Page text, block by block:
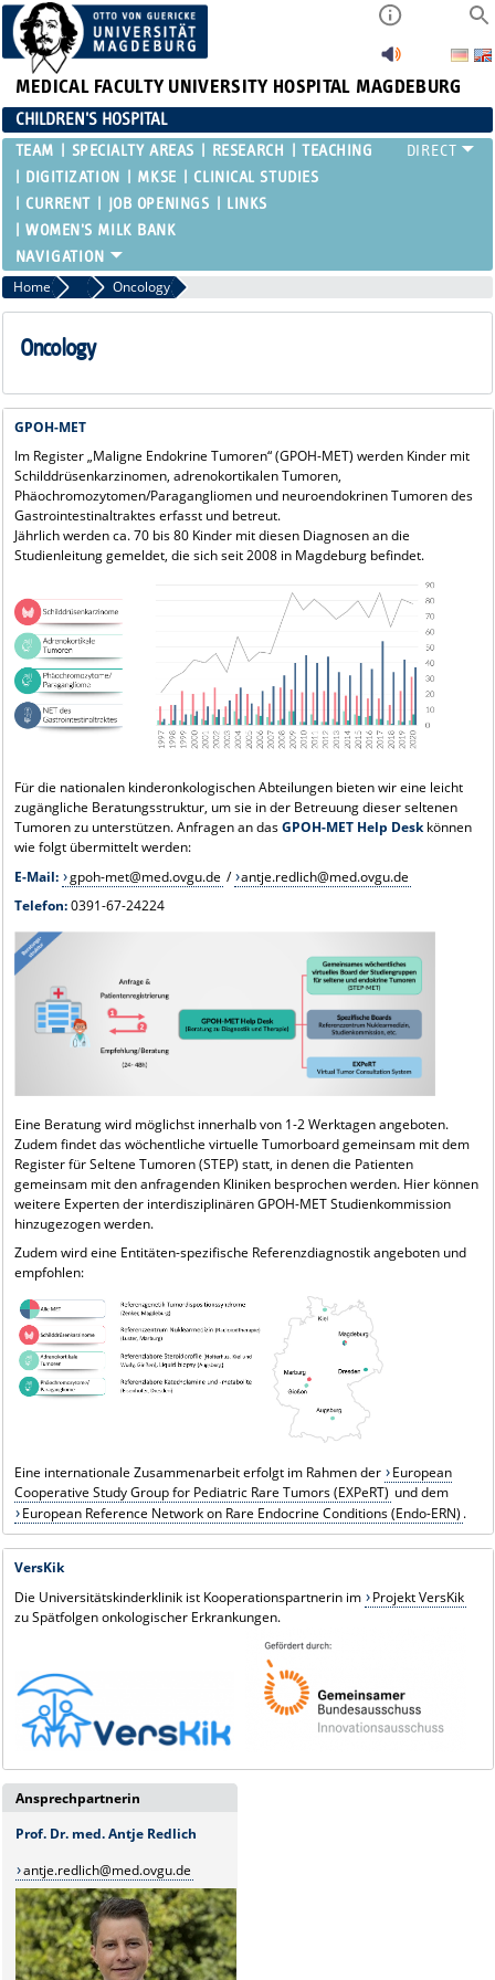
MEDICAL FACULTY UNIVERSITY HOSPITAL MAGDEBURG
CHILDREN'S HOSPITAL
TEAM SPECIALTY AREAS RESEARCH
TEACHING
DIGITIZATION
MKSE
CLINICAL STUDIES
CURRENT
JOB OPENINGS
LINKS
WOMEN'S MILK BANK
Home Clinical Studies
Oncology
Oncology
GPOH-MET
Im Register „Maligne Endokrine Tumoren“ (GPOH-MET) werden Kinder mit
Schilddrüsenkarzinomen, adrenokortikalen Tumoren,
Phäochromozytomen/Paragangliomen und neuroendokrinen Tumoren des
Gastrointestinaltraktes erfasst und betreut.
Jährlich werden ca. 70 bis 80 Kinder mit diesen Diagnosen an die
Studienleitung gemeldet, die sich seit 2008 in Magdeburg befindet.
Für die nationalen kinderonkologischen Abteilungen bieten wir eine leicht
zugängliche Beratungsstruktur, um sie in der Betreuung dieser seltenen
Tumoren zu unterstützen. Anfragen an dasGPOH-MET Help Deskkönnen
wie folgt übermittelt werden:
E-Mail: gpoh-met@med.ovgu.de / antje.redlich@med.ovgu.de
Telefon:0391-67-24224
Eine Beratung wird möglichst innerhalb von 1-2 Werktagen angeboten.
Zudem findet das wöchentliche virtuelle Tumorboard gemeinsam mit dem
Register für Seltene Tumoren (STEP) statt, in denen die Patienten
gemeinsam mit den anfragenden Kliniken besprochen werden. Hier können
weitere Experten der interdisziplinären GPOH-MET Studienkommission
hinzugezogen werden.
Zudem wird eine Entitäten-spezifische Referenzdiagnostik angeboten und
empfohlen:
Eine internationale Zusammenarbeit erfolgt im Rahmen der
European
Cooperative Study Group for Pediatric Rare Tumors (EXPeRT) und dem
European Reference Network on Rare Endocrine Conditions (Endo-ERN) .
VersKik
Die Universitätskinderklinik ist Kooperationspartnerin im
Projekt VersKik
zu Spätfolgen onkologischer Erkrankungen.
Ansprechpartnerin
Prof. Dr. med. Antje Redlich
antje.redlich@med.ovgu.de